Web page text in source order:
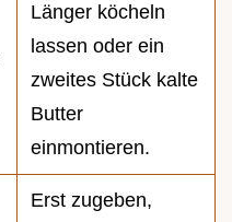
Länger köcheln
lassen oder ein
zweites Stück kalte
Butter
einmontieren.
Erst zugeben,